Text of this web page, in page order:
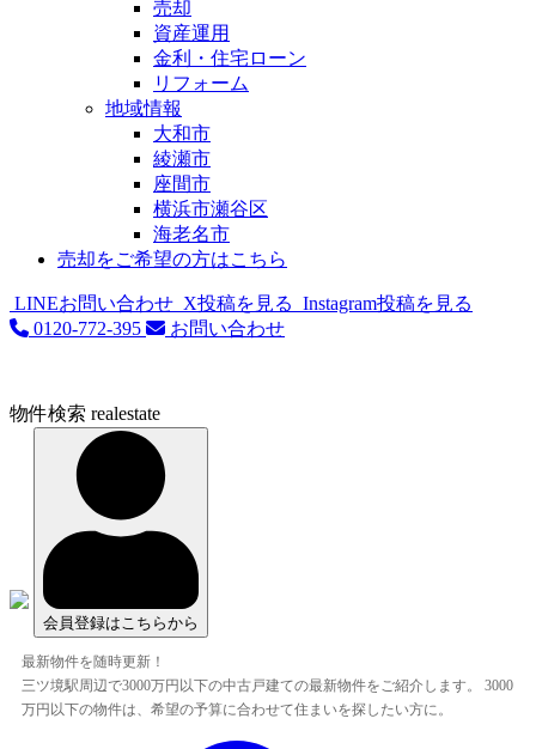
売却
資産運用
金利・住宅ローン
リフォーム
地域情報
大和市
綾瀬市
座間市
横浜市瀬谷区
海老名市
売却をご希望の方はこちら
LINEお問い合わせ X投稿を見る Instagram投稿を見る
0120-772-395
お問い合わせ
物件検索 realestate
会員登録はこちらから
最新物件を随時更新！
三ツ境駅周辺で3000万円以下の中古戸建ての最新物件をご紹介します。 3000
万円以下の物件は、希望の予算に合わせて住まいを探したい方に。